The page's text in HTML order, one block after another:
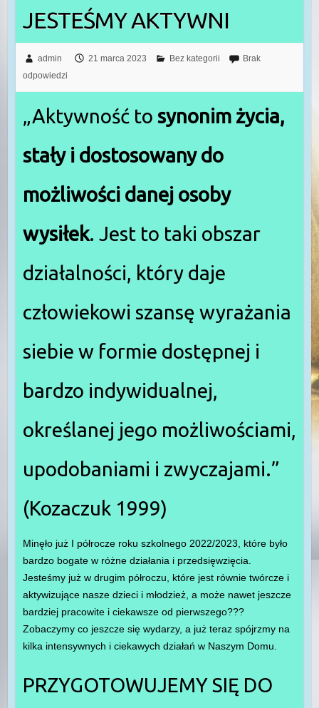
JESTEŚMY AKTYWNI
admin 21 marca 2023 Bez kategorii
Brak
odpowiedzi
„Aktywność to synonim życia,
stały i dostosowany do
możliwości danej osoby
wysiłek. Jest to taki obszar
działalności, który daje
człowiekowi szansę wyrażania
siebie w formie dostępnej i
bardzo indywidualnej,
określanej jego możliwościami,
upodobaniami i zwyczajami.”
(Kozaczuk 1999)
Minęło już I półrocze roku szkolnego 2022/2023, które było
bardzo bogate w różne działania i przedsięwzięcia.
Jesteśmy już w drugim półroczu, które jest równie twórcze i
aktywizujące nasze dzieci i młodzież, a może nawet jeszcze
bardziej pracowite i ciekawsze od pierwszego???
Zobaczymy co jeszcze się wydarzy, a już teraz spójrzmy na
kilka intensywnych i ciekawych działań w Naszym Domu.
PRZYGOTOWUJEMY SIĘ DO